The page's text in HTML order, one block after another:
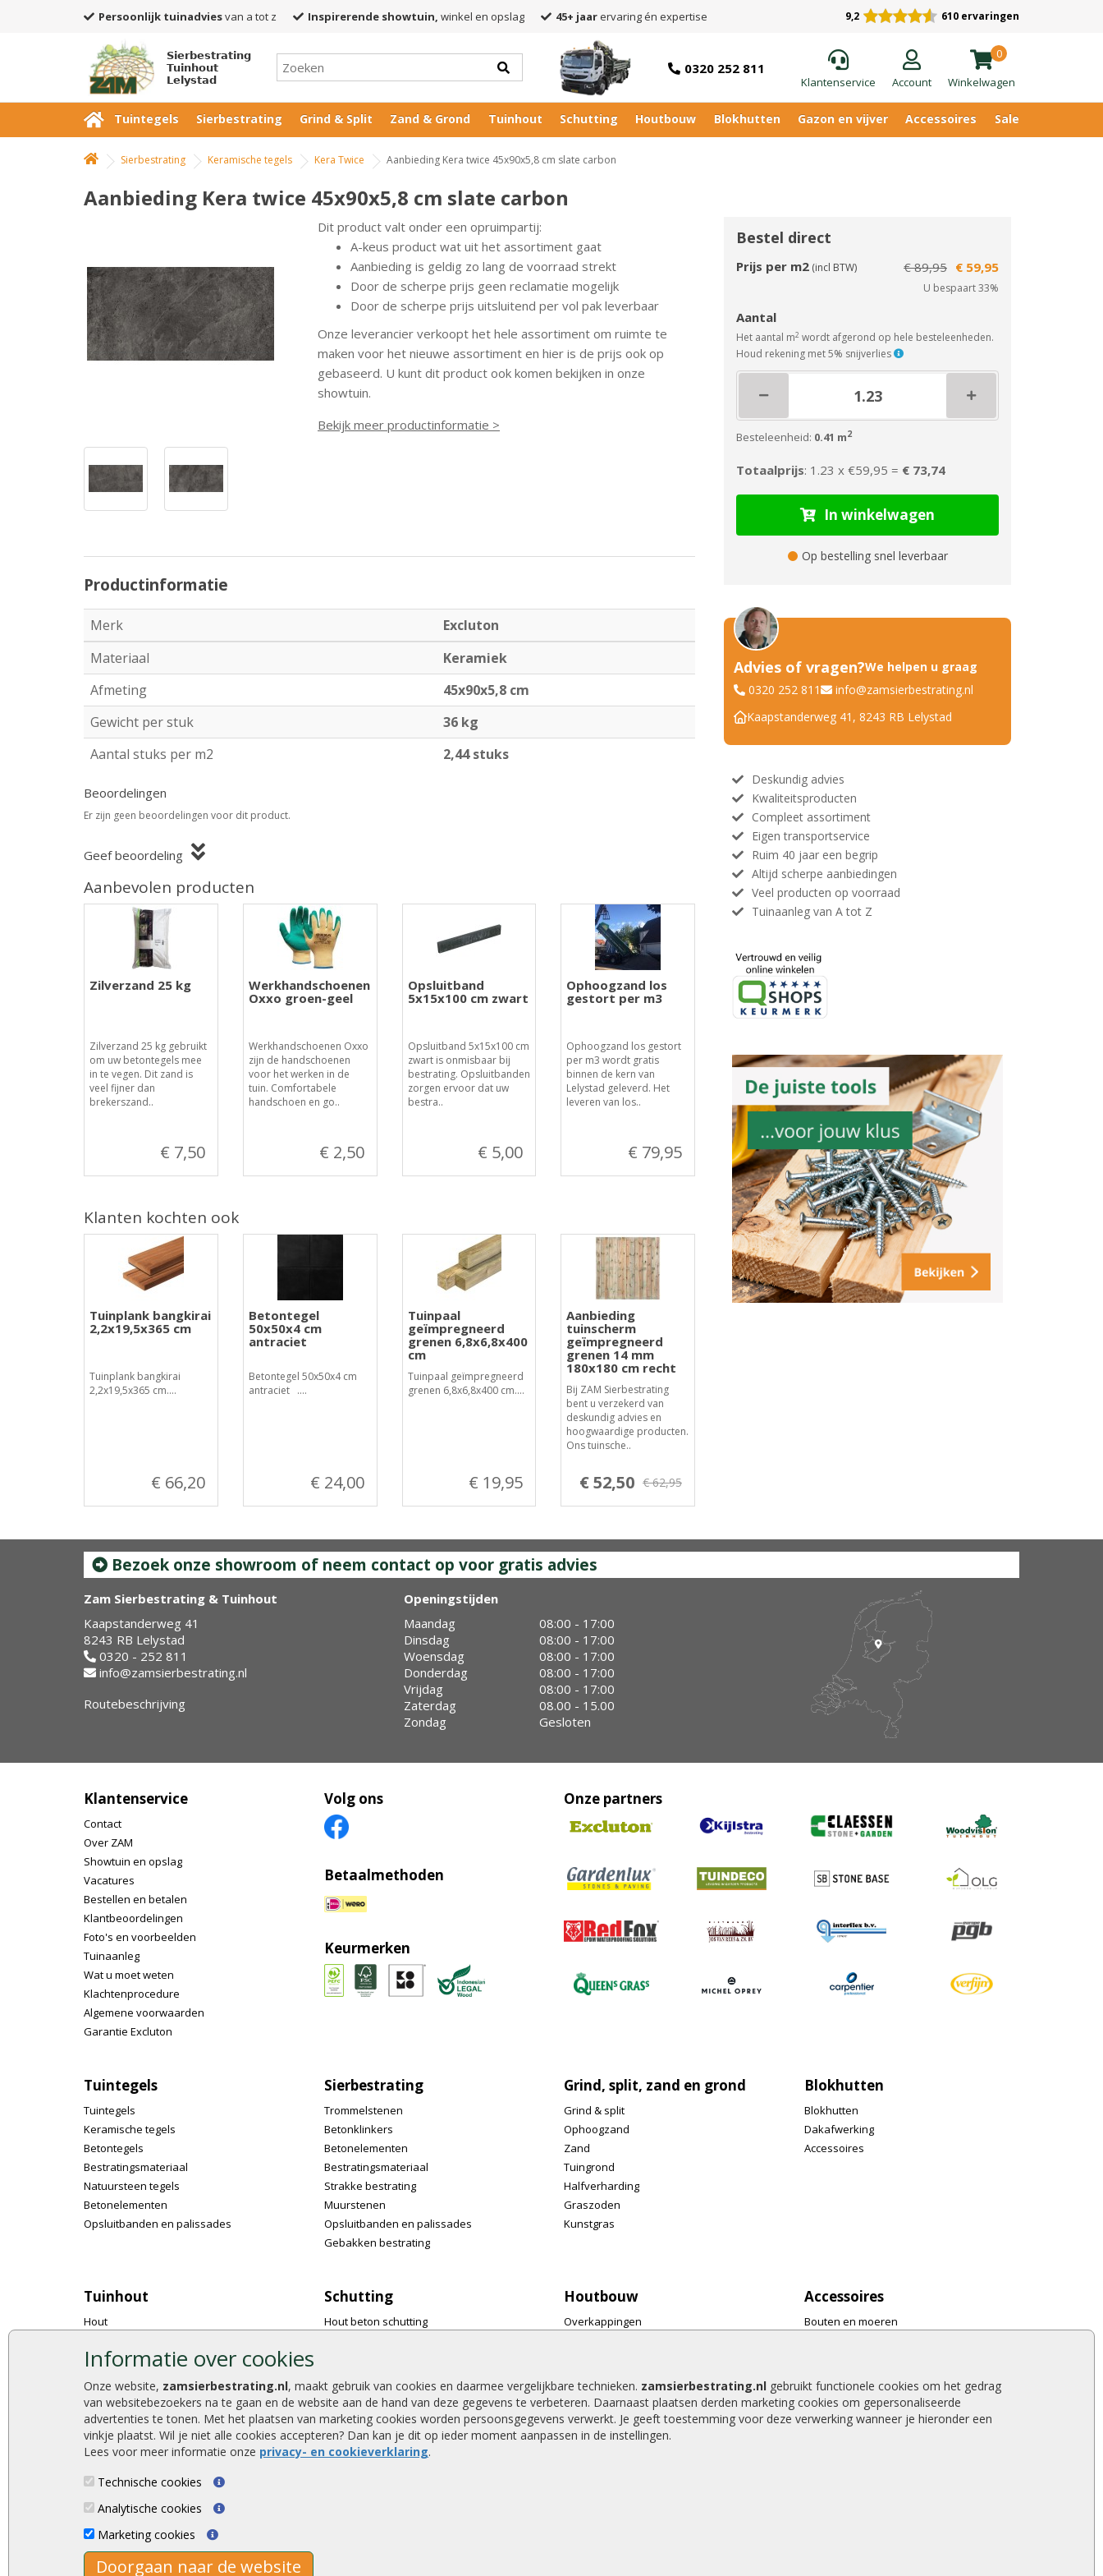
Informatie over cookies
Onze website, zamsierbestrating.nl, maakt gebruik van cookies en daarmee vergelijkbare technieken. zamsierbestrating.nl gebruikt functionele cookies om het gedrag
van websitebezoekers na te gaan en de website aan de hand van deze gegevens te verbeteren. Daarnaast plaatsen derden marketing cookies om gepersonaliseerde
advertenties te tonen. Met het plaatsen van marketing cookies worden persoonsgegevens verwerkt. Je geeft toestemming voor deze verwerking wanneer je hieronder een
vinkje plaatst. Wil je niet alle cookies accepteren? Dan kan je dit op ieder moment aanpassen in de instellingen.
Lees voor meer informatie onze privacy- en cookieverklaring.
Technische cookies
Analytische cookies
Marketing cookies
Doorgaan naar de website
Persoonlijk tuinadviesvan a tot z Inspirerende showtuin, winkel en opslag 45+ jaar ervaring én expertise 9,2 610 ervaringen
Sierbestrating
Tuinhout
Lelystad
0320 252 811
Klantenservice Account
0
Winkelwagen
Tuintegels Sierbestrating Grind & Split Zand & Grond Tuinhout Schutting Houtbouw Blokhutten Gazon en vijver Accessoires Sale
Sierbestrating Keramische tegels Kera Twice Aanbieding Kera twice 45x90x5,8 cm slate carbon
Aanbieding Kera twice 45x90x5,8 cm slate carbon
Dit product valt onder een opruimpartij:
A-keus product wat uit het assortiment gaat
Aanbieding is geldig zo lang de voorraad strekt
Door de scherpe prijs geen reclamatie mogelijk
Door de scherpe prijs uitsluitend per vol pak leverbaar
Onze leverancier verkoopt het hele assortiment om ruimte te
maken voor het nieuwe assortiment en hier is de prijs ook op
gebaseerd. U kunt dit product ook komen bekijken in onze
showtuin.
Bekijk meer productinformatie >
Productinformatie
Merk
Excluton
Materiaal
Keramiek
Afmeting
45x90x5,8 cm
Gewicht per stuk
36 kg
Aantal stuks per m2
2,44 stuks
Beoordelingen
Er zijn geen beoordelingen voor dit product.
Geef beoordeling
Aanbevolen producten
Zilverzand 25 kg
Zilverzand 25 kg gebruikt
om uw betontegels mee
in te vegen. Dit zand is
veel fijner dan
brekerszand..
€ 7,50
Werkhandschoenen
Oxxo groen-geel
Werkhandschoenen Oxxo
zijn de handschoenen
voor het werken in de
tuin. Comfortabele
handschoen en go..
€ 2,50
Opsluitband
5x15x100 cm zwart
Opsluitband 5x15x100 cm
zwart is onmisbaar bij
bestrating. Opsluitbanden
zorgen ervoor dat uw
bestra..
€ 5,00
Ophoogzand los
gestort per m3
Ophoogzand los gestort
per m3 wordt gratis
binnen de kern van
Lelystad geleverd. Het
leveren van los..
€ 79,95
Klanten kochten ook
Tuinplank bangkirai
2,2x19,5x365 cm
Tuinplank bangkirai
2,2x19,5x365 cm....
€ 66,20
Betontegel
50x50x4 cm
antraciet
Betontegel 50x50x4 cm
antraciet ....
€ 24,00
Tuinpaal
geïmpregneerd
grenen 6,8x6,8x400
cm
Tuinpaal geïmpregneerd
grenen 6,8x6,8x400 cm....
€ 19,95
Aanbieding
tuinscherm
geïmpregneerd
grenen 14 mm
180x180 cm recht
Bij ZAM Sierbestrating
bent u verzekerd van
deskundig advies en
hoogwaardige producten.
Ons tuinsche..
€ 52,50 € 62,95
Bestel direct
Prijs per m2 (incl BTW) € 89,95 € 59,95
U bespaart 33%
Aantal
Het aantal m2 wordt afgerond op hele besteleenheden.
Houd rekening met 5% snijverlies
Besteleenheid: 0.41 m2
Totaalprijs: 1.23 x €59,95 = € 73,74
In winkelwagen
Op bestelling snel leverbaar
Advies of vragen?We helpen u graag
0320 252 811
info@zamsierbestrating.nl
Kaapstanderweg 41, 8243 RB Lelystad
Deskundig advies
Kwaliteitsproducten
Compleet assortiment
Eigen transportservice
Ruim 40 jaar een begrip
Altijd scherpe aanbiedingen
Veel producten op voorraad
Tuinaanleg van A tot Z
Bezoek onze showroom of neem contact op voor gratis advies
Zam Sierbestrating & Tuinhout
Kaapstanderweg 41
8243 RB Lelystad
0320 - 252 811
info@zamsierbestrating.nl
Routebeschrijving
Openingstijden
Maandag
08:00 - 17:00
Dinsdag
08:00 - 17:00
Woensdag
08:00 - 17:00
Donderdag
08:00 - 17:00
Vrijdag
08:00 - 17:00
Zaterdag
08.00 - 15.00
Zondag
Gesloten
Klantenservice
Contact
Over ZAM
Showtuin en opslag
Vacatures
Bestellen en betalen
Klantbeoordelingen
Foto's en voorbeelden
Tuinaanleg
Wat u moet weten
Klachtenprocedure
Algemene voorwaarden
Garantie Excluton
Volg ons
Betaalmethoden
Keurmerken
Onze partners
Tuintegels
Tuintegels
Keramische tegels
Betontegels
Bestratingsmateriaal
Natuursteen tegels
Betonelementen
Opsluitbanden en palissades
Sierbestrating
Trommelstenen
Betonklinkers
Betonelementen
Bestratingsmateriaal
Strakke bestrating
Muurstenen
Opsluitbanden en palissades
Gebakken bestrating
Grind, split, zand en grond
Grind & split
Ophoogzand
Zand
Tuingrond
Halfverharding
Graszoden
Kunstgras
Blokhutten
Blokhutten
Dakafwerking
Accessoires
Tuinhout
Hout
Regels en liggers
Schuttingplanken
Rabatplanken
Vlonderplanken
Steigerplanken
Accessoires
Schutting
Hout beton schutting
Accessoires
Tuinhek
Gaas met rand en trellis
Natuurlijke afscheidingen
Houtbouw
Overkappingen
Wellness
Speeltoestellen
Dierenverblijven
Pergola's
Accessoires
Bouten en moeren
Hang- en sluitwerk
Bevestigingsmaterialen
Verf en Beits
Zamsierbestrating.nl © 2026